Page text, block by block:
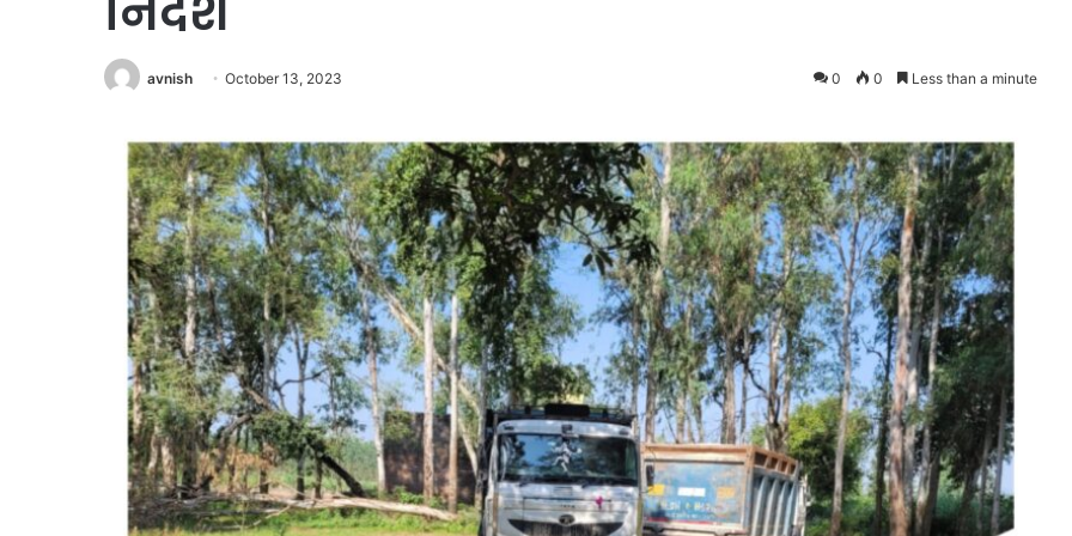
avnish October 13, 2023 0 0 Less than a minute